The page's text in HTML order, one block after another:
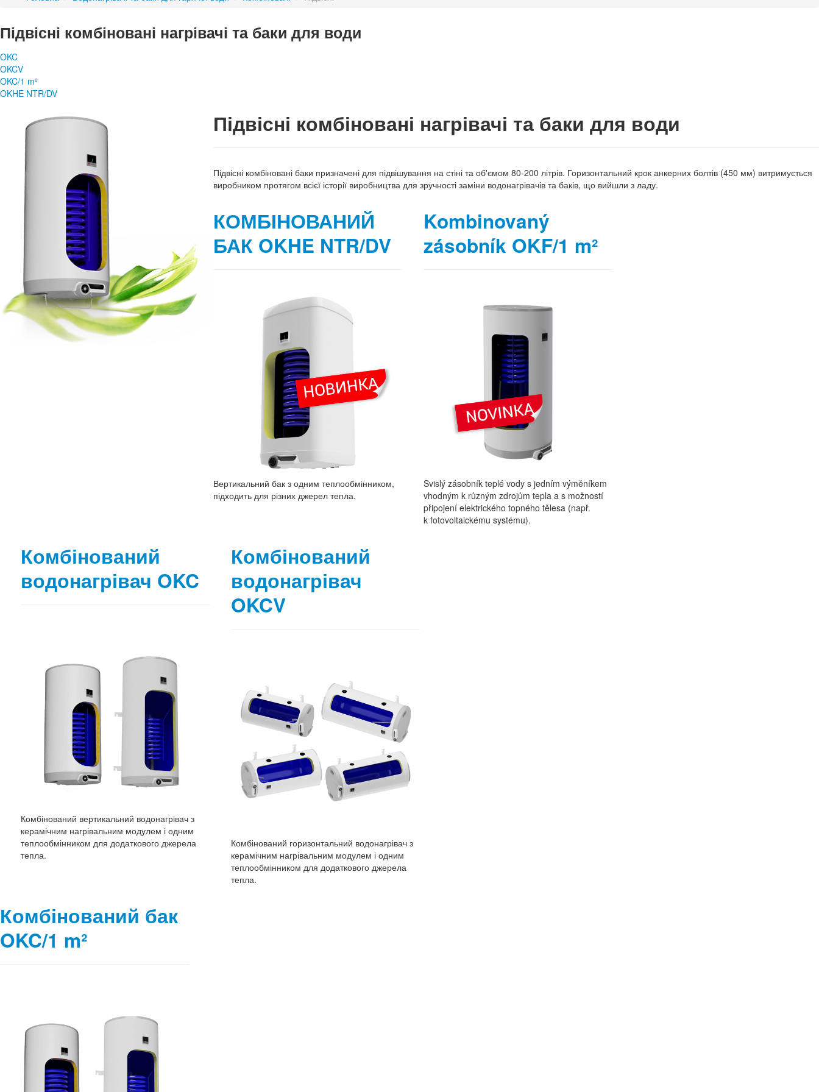
Підвісні комбіновані нагрівачі та баки для води
OKC
OKCV
OKC/1 m²
OKHE NTR/DV
Підвісні комбіновані нагрівачі та баки для води
Підвісні комбіновані баки призначені для підвішування на стіні та об'ємом 80-200 літрів. Горизонтальний крок анкерних болтів (450 мм) витримується
виробником протягом всієї історії виробництва для зручності заміни водонагрівачів та баків, що вийшли з ладу.
КОМБІНОВАНИЙ
БАК OKHE NTR/DV
Вертикальний бак з одним теплообмінником,
підходить для різних джерел тепла.
Kombinovaný
zásobník OKF/1 m²
Svislý zásobník teplé vody s jedním výměníkem
vhodným k různým zdrojům tepla a s možností
připojení elektrického topného tělesa (např.
k fotovoltaickému systému).
Комбінований
водонагрівач OKC
Комбінований вертикальний водонагрівач з
керамічним нагрівальним модулем і одним
теплообмінником для додаткового джерела
тепла.
Комбінований
водонагрівач
OKCV
Комбінований горизонтальний водонагрівач з
керамічним нагрівальним модулем і одним
теплообмінником для додаткового джерела
тепла.
Комбінований бак
OKC/1 m²